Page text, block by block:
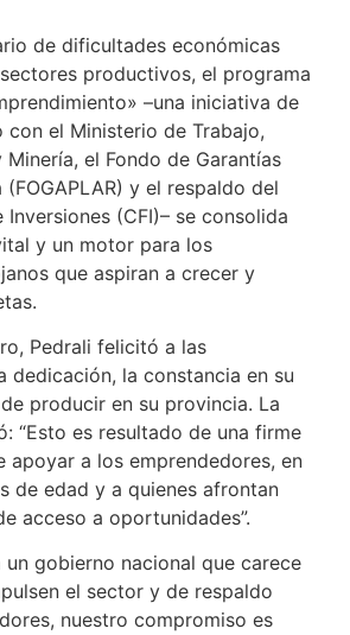
de dificultades económicas
productivos, el programa
–una iniciativa de
con el Ministerio de Trabajo,
el Fondo de Garantías
y el respaldo del
Inversiones (CFI)– se consolida
y un motor para los
que aspiran a crecer y
Pedrali felicitó a las
dedicación, la constancia en su
producir en su provincia. La
“Esto es resultado de una firme
apoyar a los emprendedores, en
de edad y a quienes afrontan
acceso a oportunidades”.
un gobierno nacional que carece
el sector y de respaldo
nuestro compromiso es